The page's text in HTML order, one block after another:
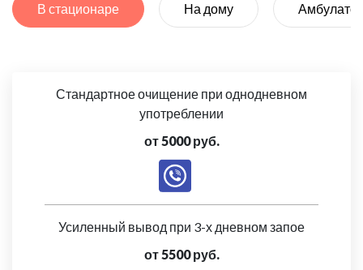
В стационаре На дому
Стандартное очищение при однодневном
употреблении
от 5000 руб.
Усиленный вывод при 3-х дневном запое
от 5500 руб.